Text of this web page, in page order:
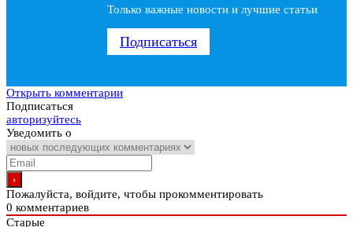
Только важные новости и лучшие статьи
Подписаться
Открыть комментарии
Подписаться
авторизуйтесь
Уведомить о
Пожалуйста, войдите, чтобы прокомментировать
0 комментариев
Старые